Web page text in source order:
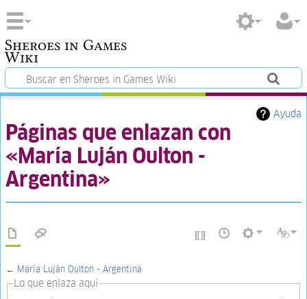
Sheroes in Games
Wiki
Ayuda
Páginas que enlazan con
«María Luján Oulton -
Argentina»
← María Luján Oulton - Argentina
Lo que enlaza aquí